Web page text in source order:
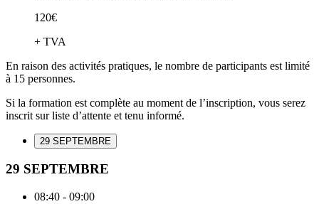
120€
+ TVA
En raison des activités pratiques, le nombre de participants est limité
à 15 personnes.
Si la formation est complète au moment de l’inscription, vous serez
inscrit sur liste d’attente et tenu informé.
29 SEPTEMBRE
29 SEPTEMBRE
08:40 - 09:00